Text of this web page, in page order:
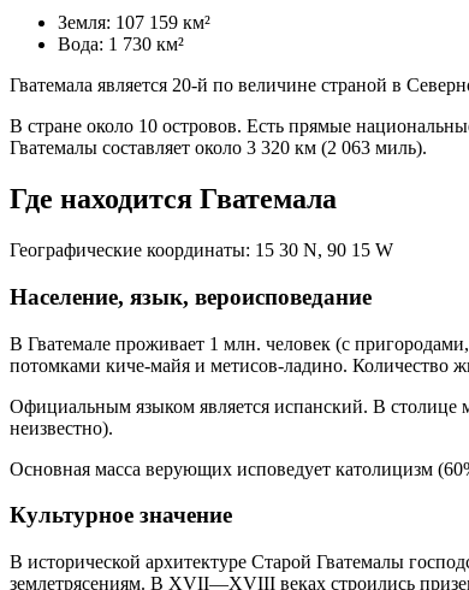
Земля: 107 159 км²
Вода: 1 730 км²
Гватемала является 20-й по величине страной в
В стране около 10 островов. Есть прямые
Гватемалы составляет около 3 320 км (2 063 миль).
Где находится Гватемала
Географические координаты: 15 30 N, 90 15 W
Население, язык, вероисповедание
В Гватемале проживает 1 млн. человек (с
потомками киче-майя и метисов-ладино. Количество
Официальным языком является испанский. В столице
неизвестно).
Основная масса верующих исповедует католицизм
Культурное значение
В исторической архитектуре Старой Гватемалы
землетрясениям. В XVII—XVIII веках строились